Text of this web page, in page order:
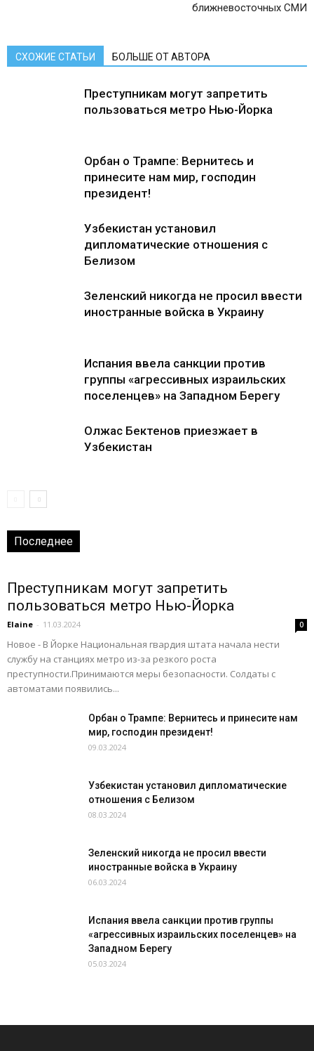
ближневосточных СМИ
СХОЖИЕ СТАТЬИ БОЛЬШЕ ОТ АВТОРА
Преступникам могут запретить
пользоваться метро Нью-Йорка
Орбан о Трампе: Вернитесь и
принесите нам мир, господин
президент!
Узбекистан установил
дипломатические отношения с
Белизом
Зеленский никогда не просил ввести
иностранные войска в Украину
Испания ввела санкции против
группы «агрессивных израильских
поселенцев» на Западном Берегу
Олжас Бектенов приезжает в
Узбекистан
Последнее
Преступникам могут запретить
пользоваться метро Нью-Йорка
Elaine - 11.03.2024 0
Новое - В Йорке Национальная гвардия штата начала нести
службу на станциях метро из-за резкого роста
преступности.Принимаются меры безопасности. Солдаты с
автоматами появились...
Орбан о Трампе: Вернитесь и принесите нам
мир, господин президент!
09.03.2024
Узбекистан установил дипломатические
отношения с Белизом
08.03.2024
Зеленский никогда не просил ввести
иностранные войска в Украину
06.03.2024
Испания ввела санкции против группы
«агрессивных израильских поселенцев» на
Западном Берегу
05.03.2024